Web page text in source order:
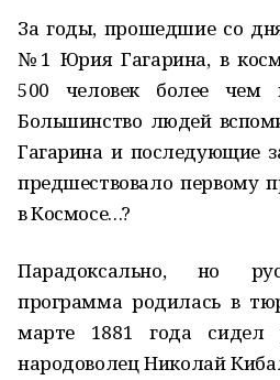
За годы, прошедшие со
№1 Юрия Гагарина, в
500 человек более
Большинство людей
Гагарина и последующие
предшествовало первому
в Космосе…?
Парадоксально, но
программа родилась в
марте 1881 года сидел
народоволец Николай